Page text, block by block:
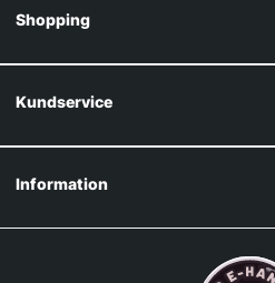
Shopping
Kundservice
Information